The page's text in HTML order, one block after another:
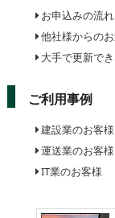
お申込みの流れ
他社様からの
大手で更新で
ご利用事例
建設業のお客様
運送業のお客様
IT業のお客様